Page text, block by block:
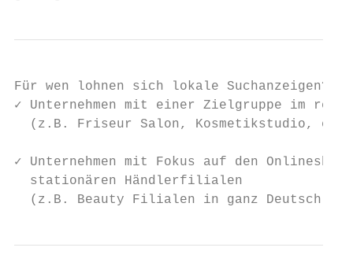
Für wen lohnen sich lokale Suchanzeigen?
✓ Unternehmen mit einer Zielgruppe im
(z.B. Friseur Salon, Kosmetikstudio,
✓ Unternehmen mit Fokus auf den Onlineshop
  stationären Händlerfilialen
(z.B. Beauty Filialen in ganz